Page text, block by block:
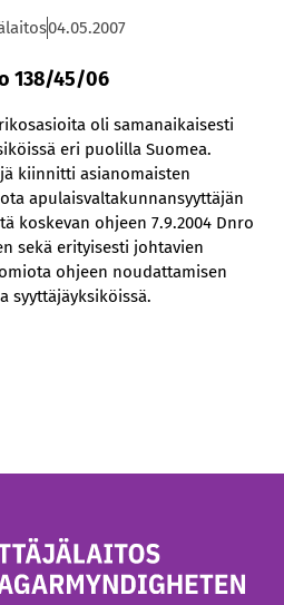
04.05.2007
138/45/06
oli samanaikaisesti
eri puolilla Suomea.
kiinnitti asianomaisten
apulaisvaltakunnansyyttäjän
koskevan ohjeen 7.9.2004 Dnro
sekä erityisesti johtavien
ohjeen noudattamisen
syyttäjäyksiköissä.